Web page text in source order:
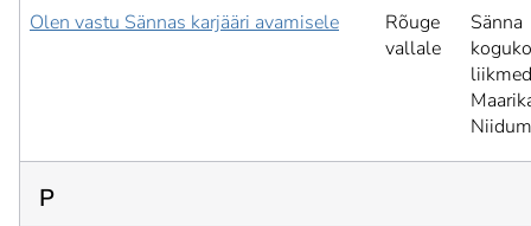
Olen vastu Sännas karjääri avamisele
Rõuge
vallale
Sänna
P